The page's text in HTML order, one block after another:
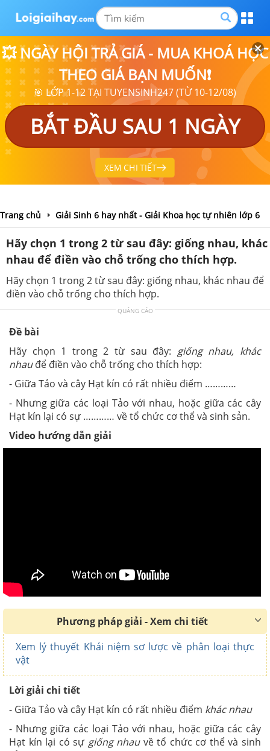
💥 NGÀY HỘI TRẢ GIÁ - MUA KHOÁ HỌC
THEO GIÁ BẠN MUỐN❗
🎯 LỚP 1-12 TẠI TUYENSINH247 (TỪ 10-12/08)
BẮT ĐẦU SAU 1 NGÀY
XEM CHI TIẾT
Trang chủ Giải Sinh 6 hay nhất - Giải Khoa học tự nhiên lớp 6
Hãy chọn 1 trong 2 từ sau đây: giống nhau, khác
nhau để điền vào chỗ trống cho thích hợp.
Hãy chọn 1 trong 2 từ sau đây: giống nhau, khác nhau để
điền vào chỗ trống cho thích hợp.
QUẢNG CÁO
Đề bài
Hãy chọn 1 trong 2 từ sau đây: giống nhau, khác
nhauđể điền vào chỗ trống cho thích hợp:
- Giữa Tảo và cây Hạt kín có rất nhiều điểm …………
- Nhưng giữa các loại Tảo với nhau, hoặc giữa các cây
Hạt kín lại có sự ………… về tổ chức cơ thể và sinh sản.
Video hướng dẫn giải
Phương pháp giải - Xem chi tiết
Xem lý thuyết Khái niệm sơ lược về phân loại thực
vật
Lời giải chi tiết
- Giữa Tảo và cây Hạt kín có rất nhiều điểm khác nhau
- Nhưng giữa các loại Tảo với nhau, hoặc giữa các cây
Hạt kín lại có sự giống nhauvề tổ chức cơ thể và sinh